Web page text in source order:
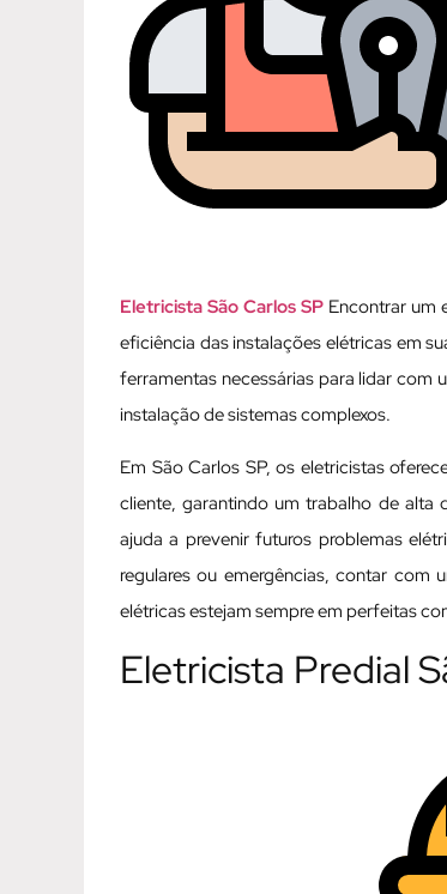
Eletricista São Carlos SPEncontrar um
eficiência das instalações elétricas em
ferramentas necessárias para lidar com
instalação de sistemas complexos.
Em São Carlos SP, os eletricistas
cliente, garantindo um trabalho de alta
ajuda a prevenir futuros problemas
regulares ou emergências, contar com
elétricas estejam sempre em perfeitas
Eletricista Predial